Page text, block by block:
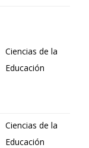
Ciencias de la
Educación
Ciencias de la
Educación